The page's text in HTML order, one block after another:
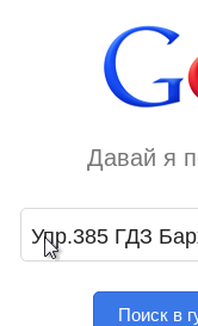
Давай я
Поиск в